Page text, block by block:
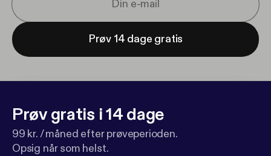
Prøv 14 dage gratis
Prøv gratis i 14 dage
99 kr. / måned efter prøveperioden.
Opsig når som helst.